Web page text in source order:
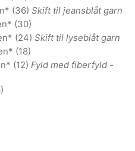
(36) Skift til jeansblåt garn
(30)
(24) Skift til lyseblåt garn
(18)
(12) Fyld med fiberfyld -